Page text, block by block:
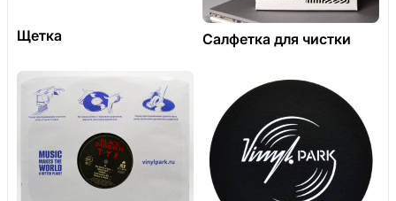
Щетка Салфетка для чистки